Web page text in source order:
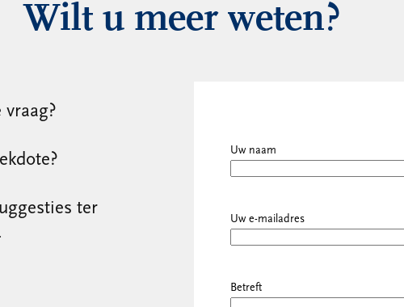
Wilt u meer weten?
ter
Uw naam
Uw e-mailadres
Betreft